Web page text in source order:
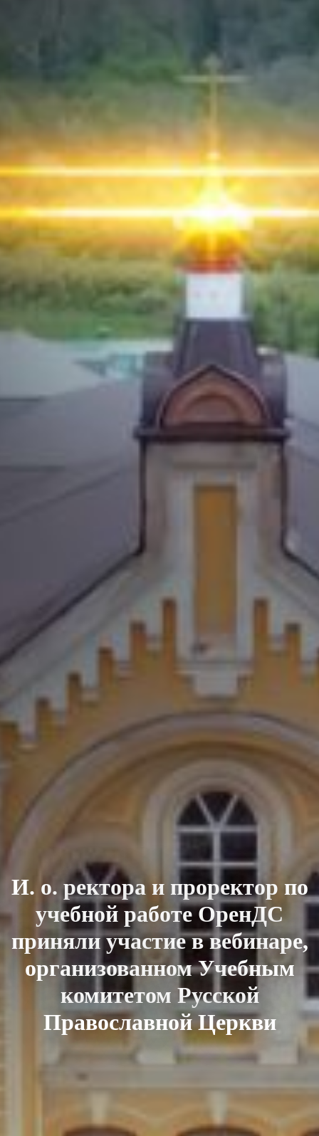
И. о. ректора и проректор по
учебной работе ОренДС
приняли участие в вебинаре,
организованном Учебным
комитетом Русской
Православной Церкви